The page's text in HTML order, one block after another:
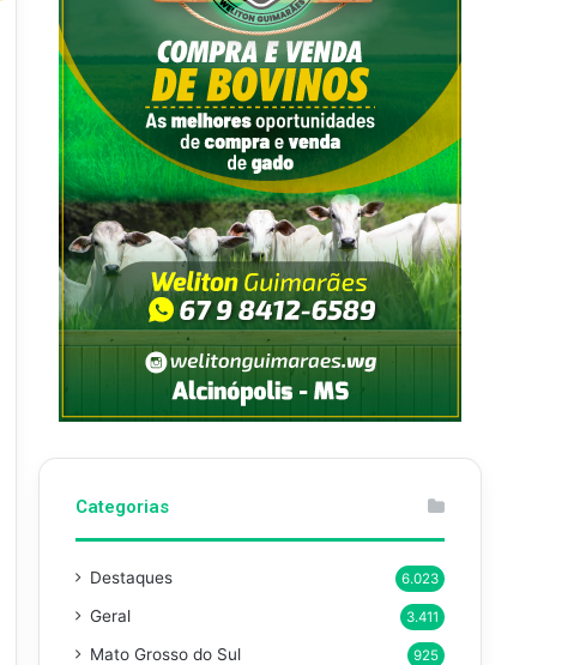
Categorias
Destaques 6.023
Geral 3.411
Mato Grosso do Sul 925